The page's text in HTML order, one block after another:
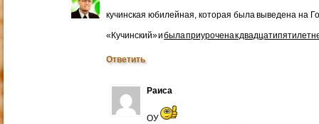
кучинская юбилейная, которая была выведена на
«Кучинский» ибыла приурочена к
Ответить
Раиса
ОУ